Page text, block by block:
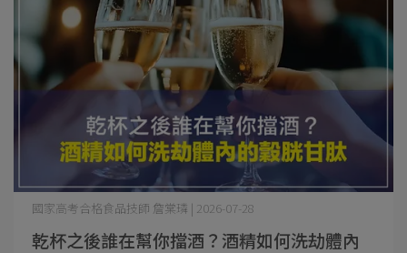
乾杯之後誰在幫你擋酒？酒精如何洗劫體內
國家高考合格食品技師 詹棠璘 | 2026-07-28